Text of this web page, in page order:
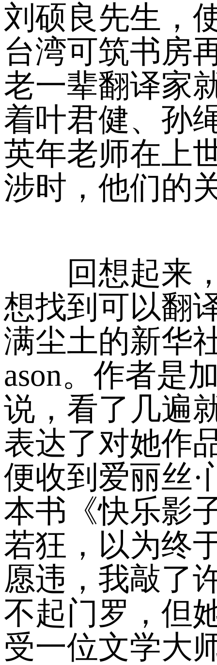
刘硕良先生，
台湾可筑书房
老一辈翻译家
着叶君健、孙
英年老师在上
涉时，他们的
回想起来，
想找到可以翻
满尘土的新华
ason。作者是
说，看了几遍
表达了对她作
便收到爱丽丝
本书《快乐影
若狂，以为终
愿违，我敲了
不起门罗，但
受一位文学大